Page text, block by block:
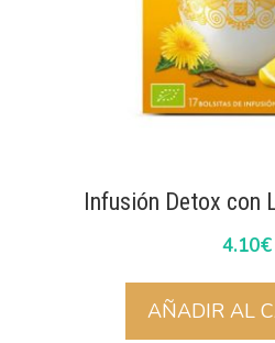
Infusión Detox con
4.10€
AÑADIR AL